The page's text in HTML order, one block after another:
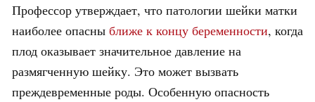
Профессор утверждает, что патологии шейки матки
наиболее опасны ближе к концу беременности, когда
плод оказывает значительное давление на
размягченную шейку. Это может вызвать
преждевременные роды. Особенную опасность